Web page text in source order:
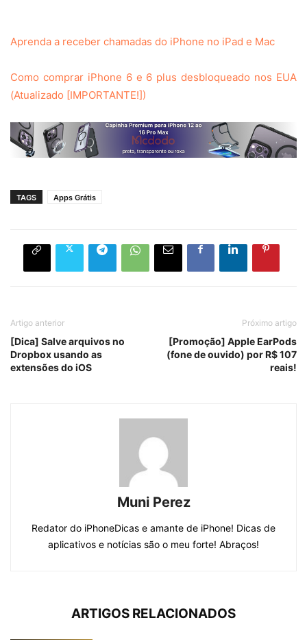
Aprenda a receber chamadas do iPhone no iPad e Mac
Como comprar iPhone 6 e 6 plus desbloqueado nos EUA
(Atualizado [IMPORTANTE!])
TAGS Apps Grátis
Artigo anterior
[Dica] Salve arquivos no
Dropbox usando as
extensões do iOS
Próximo artigo
[Promoção] Apple EarPods
(fone de ouvido) por R$ 107
reais!
Muni Perez
Redator do iPhoneDicas e amante de iPhone! Dicas de
aplicativos e notícias são o meu forte! Abraços!
ARTIGOS RELACIONADOS